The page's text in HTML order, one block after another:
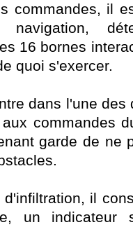
commandes, il
16 bornes
quoi s'exercer.
dans l'une
commandes
garde de ne
il
un indicateur